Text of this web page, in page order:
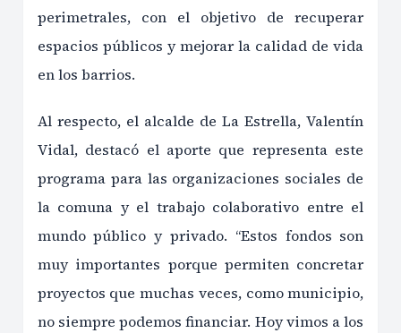
perimetrales, con el objetivo de recuperar
espacios públicos y mejorar la calidad de vida
en los barrios.
Al respecto, el alcalde de La Estrella, Valentín
Vidal, destacó el aporte que representa este
programa para las organizaciones sociales de
la comuna y el trabajo colaborativo entre el
mundo público y privado. “Estos fondos son
muy importantes porque permiten concretar
proyectos que muchas veces, como municipio,
no siempre podemos financiar. Hoy vimos a los